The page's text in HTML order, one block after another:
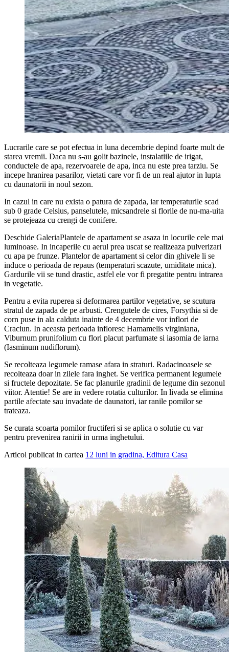
Lucrarile care se pot efectua in luna decembrie depind foarte mult de
starea vremii. Daca nu s-au golit bazinele, instalatiile de irigat,
conductele de apa, rezervoarele de apa, inca nu este prea tarziu. Se
incepe hranirea pasarilor, vietati care vor fi de un real ajutor in lupta
cu daunatorii in noul sezon.
In cazul in care nu exista o patura de zapada, iar temperaturile scad
sub 0 grade Celsius, panselutele, micsandrele si florile de nu-ma-uita
se protejeaza cu crengi de conifere.
Deschide GaleriaPlantele de apartament se asaza in locurile cele mai
luminoase. In incaperile cu aerul prea uscat se realizeaza pulverizari
cu apa pe frunze. Plantelor de apartament si celor din ghivele li se
induce o perioada de repaus (temperaturi scazute, umiditate mica).
Gardurile vii se tund drastic, astfel ele vor fi pregatite pentru intrarea
in vegetatie.
Pentru a evita ruperea si deformarea partilor vegetative, se scutura
stratul de zapada de pe arbusti. Crengutele de cires, Forsythia si de
corn puse in ala calduta inainte de 4 decembrie vor inflori de
Craciun. In aceasta perioada infloresc Hamamelis virginiana,
Viburnum prunifolium cu flori placut parfumate si iasomia de iarna
(Iasminum nudiflorum).
Se recolteaza legumele ramase afara in straturi. Radacinoasele se
recolteaza doar in zilele fara inghet. Se verifica permanent legumele
si fructele depozitate. Se fac planurile gradinii de legume din sezonul
viitor. Atentie! Se are in vedere rotatia culturilor. In livada se elimina
partile afectate sau invadate de daunatori, iar ranile pomilor se
trateaza.
Se curata scoarta pomilor fructiferi si se aplica o solutie cu var
pentru prevenirea ranirii in urma inghetului.
Articol publicat in cartea 12 luni in gradina, Editura Casa